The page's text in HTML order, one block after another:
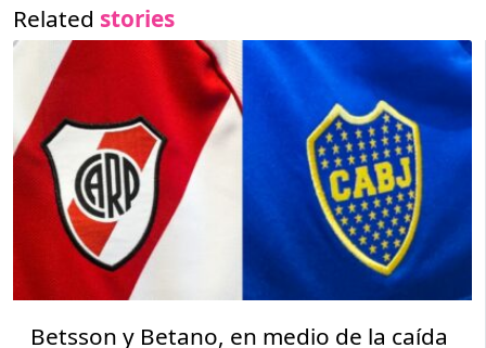
Related stories
Betsson y Betano, en medio de la caída